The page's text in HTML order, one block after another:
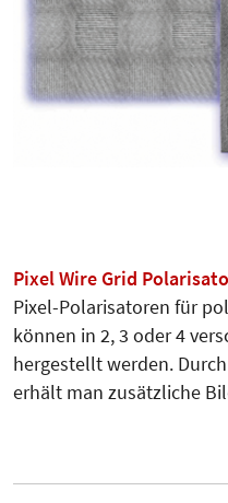
Pixel Wire Grid
Pixel-Polarisatoren für
können in 2, 3 oder 4
hergestellt werden.
erhält man zusätzliche